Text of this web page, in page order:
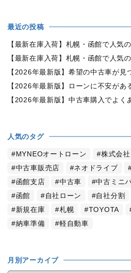
最近の投稿
人気のタグ
MYNEOオートローン
株式会
中古車販売店
ネオドライブ
函館支店
中古車 中古ミニ
函館
自社ローン 自社分割
新規在庫
札幌 TOYOTA
納車準備
軽自動車
月別アーカイブ